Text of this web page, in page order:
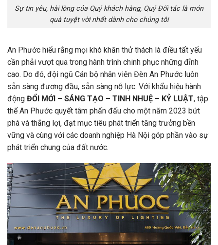
Sự tin yêu, hài lòng của Quý khách hàng, Quý Đối tác là món
quà tuyệt vời nhất dành cho chúng tôi
An Phước hiểu rằng mọi khó khăn thử thách là điều tất yếu
cần phải vượt qua trong hành trình chinh phục những đỉnh
cao. Do đó, đội ngũ Cán bộ nhân viên Đèn An Phước luôn
sẵn sàng đương đầu, sẵn sàng nỗ lực. Với khẩu hiệu hành
động ĐỔI MỚI – SÁNG TẠO – TINH NHUỆ – KỶ LUẬT, tập
thể An Phước quyết tâm phấn đấu cho một năm 2023 bứt
phá và thắng lợi, đạt mục tiêu phát triển tăng trưởng bền
vững và cùng với các doanh nghiệp Hà Nội góp phần vào sự
phát triển chung của đất nước.